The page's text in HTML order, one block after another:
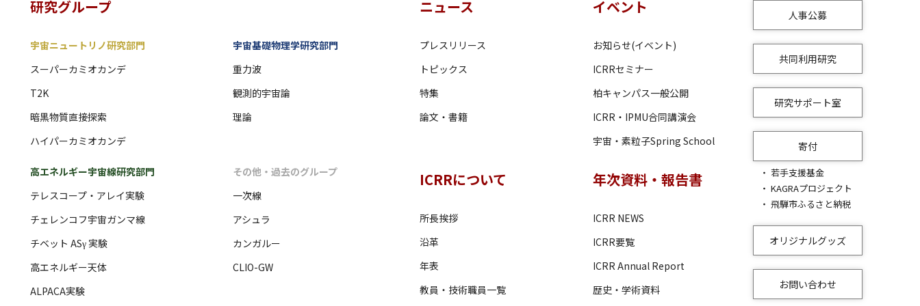
研究グループ
宇宙ニュートリノ研究部門
スーパーカミオカンデ
T2K
暗黒物質直接探索
ハイパーカミオカンデ
宇宙基礎物理学研究部門
重力波
観測的宇宙論
理論
高エネルギー宇宙線研究部門
テレスコープ・アレイ実験
チェレンコフ宇宙ガンマ線
チベット ASγ 実験
高エネルギー天体
ALPACA実験
その他・過去のグループ
一次線
アシュラ
カンガルー
CLIO-GW
ニュース
プレスリリース
トピックス
特集
論文・書籍
イベント
お知らせ(イベント)
ICRRセミナー
柏キャンパス一般公開
ICRR・IPMU合同講演会
宇宙・素粒子Spring School
ICRRについて
所長挨拶
沿革
年表
教員・技術職員一覧
年次資料・報告書
ICRR NEWS
ICRR要覧
ICRR Annual Report
歴史・学術資料
人事公募
共同利用研究
研究サポート室
寄付
若手支援基金
KAGRAプロジェクト
飛騨市ふるさと納税
オリジナルグッズ
お問い合わせ